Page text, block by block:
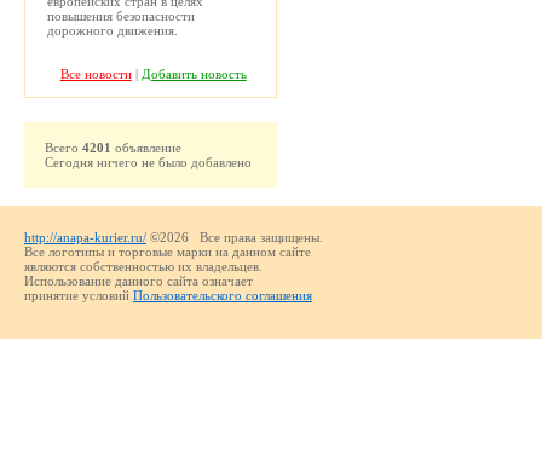
повышения безопасности
дорожного движения.
Все новости| Добавить новость
Всего 4201 объявление
Сегодня ничего не было добавлено
http://anapa-kurier.ru/ ©2026 Все права защищены.
Все логотипы и торговые марки на данном сайте
являются собственностью их владельцев.
Использование данного сайта означает
принятие условий Пользовательского соглашения